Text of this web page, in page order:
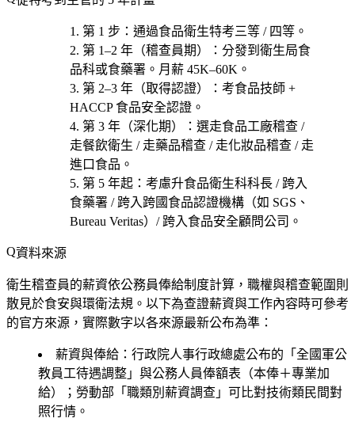
第 1 步 ：通過食品衛生特考三等 / 四等 。
第 1–2 年（稽查員期）
：分發到衛生局食
品科或食藥署。月薪 45K–60K。
第 2–3 年（取得認證）
：考食品技師 +
HACCP 食品安全認證 。
第 3 年（深化期）
：選走食品工廠稽查 /
走餐飲衛生 / 走藥品稽查 / 走化妝品稽查 / 走
進口食品 。
第 5 年起 ：考慮升食品衛生科科長 / 跨入
食藥署 / 跨入跨國食品認證機構（如 SGS、
Bureau Veritas）/ 跨入食品安全顧問公司 。
資料來源
衛生稽查員的薪資依公務員俸給制度計算，職權與稽查範圍則
散見於食安與環衛法規。以下為查證薪資與工作內容時可參考
的官方來源，實際數字以各來源最新公布為準：
薪資與俸給 ：行政院人事行政總處公布的「全國軍公
教員工待遇調整」與公務人員俸額表（本俸＋專業加
給）；勞動部「職類別薪資調查」可比對技術類民間對
照行情。